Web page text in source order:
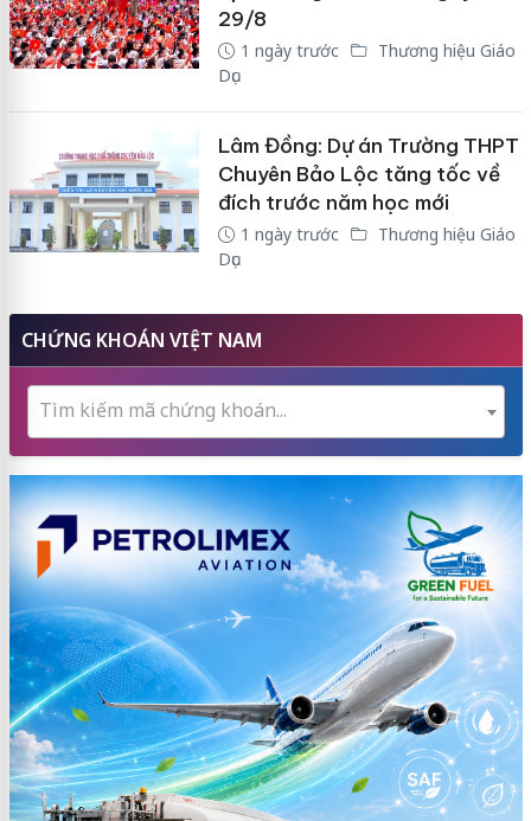
29/8
1 ngày trước
Thương hiệu Giáo
Dục
Lâm Đồng: Dự án Trường THPT
Chuyên Bảo Lộc tăng tốc về
đích trước năm học mới
1 ngày trước
Thương hiệu Giáo
Dục
CHỨNG KHOÁN VIỆT NAM
Tìm kiếm mã chứng khoán...